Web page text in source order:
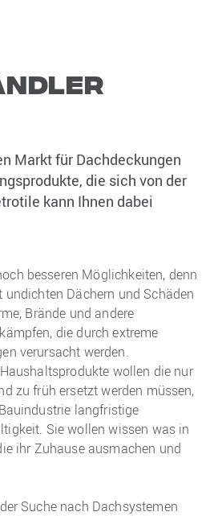
Markt für Dachdeckungen
die sich von der
kann Ihnen dabei
besseren Möglichkeiten, denn
Dächern und Schäden
Brände und andere
die durch extreme
verursacht werden.
wollen die nur
zu früh ersetzt werden müssen,
langfristige
Sie wollen wissen was in
ihr Zuhause ausmachen und
Suche nach Dachsystemen